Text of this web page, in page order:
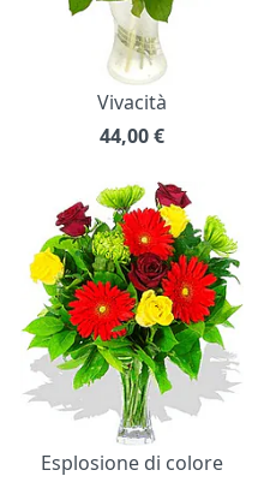
Vivacità
44,00€
Esplosione di colore